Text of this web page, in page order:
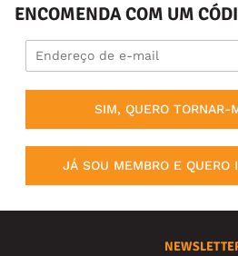
ENCOMENDA COM UM
SIM, QUERO TORNAR-
JÁ SOU MEMBRO E QUERO